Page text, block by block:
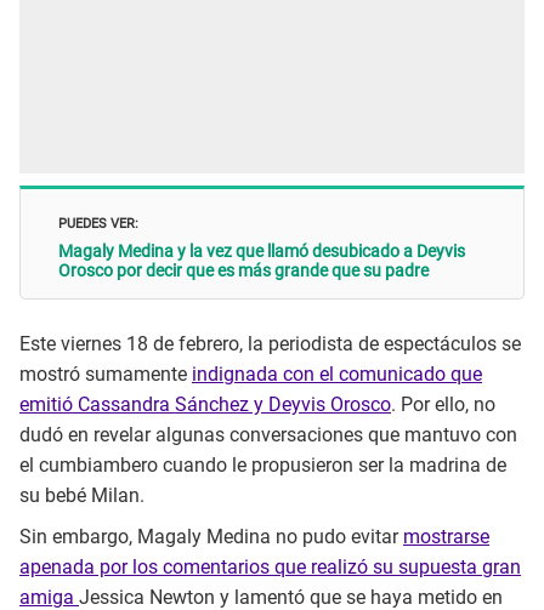
PUEDES VER:
Magaly Medina y la vez que llamó desubicado a Deyvis
Orosco por decir que es más grande que su padre
Este viernes 18 de febrero, la periodista de espectáculos se
mostró sumamente indignada con el comunicado que
emitió Cassandra Sánchez y Deyvis Orosco. Por ello, no
dudó en revelar algunas conversaciones que mantuvo con
el cumbiambero cuando le propusieron ser la madrina de
su bebé Milan.
Sin embargo, Magaly Medina no pudo evitar mostrarse
apenada por los comentarios que realizó su supuesta gran
amiga Jessica Newton y lamentó que se haya metido en